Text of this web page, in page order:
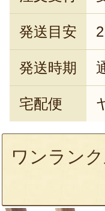
発送目安
発送時期
宅配便
ワンラン